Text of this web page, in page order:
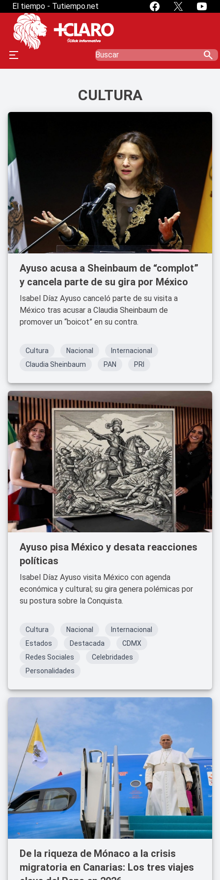
El tiempo - Tutiempo.net
search
CULTURA
Ayuso acusa a Sheinbaum de “complot”
y cancela parte de su gira por México
Isabel Díaz Ayuso canceló parte de su visita a
México tras acusar a Claudia Sheinbaum de
promover un “boicot” en su contra.
Cultura Nacional
Internacional
Claudia Sheinbaum
PAN PRI
Ayuso pisa México y desata reacciones
políticas
Isabel Díaz Ayuso visita México con agenda
económica y cultural; su gira genera polémicas por
su postura sobre la Conquista.
Cultura Nacional
Internacional
Estados
Destacada
CDMX
Redes Sociales
Celebridades
Personalidades
De la riqueza de Mónaco a la crisis
migratoria en Canarias: Los tres viajes